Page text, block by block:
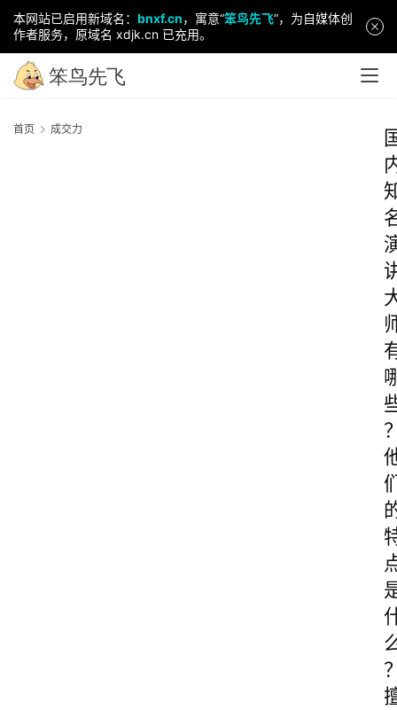
本网站已启用新域名： bnxf.cn，寓意“笨鸟先飞”，为自媒体创
作者服务，原域名 xdjk.cn 已充用。
首页 成交力